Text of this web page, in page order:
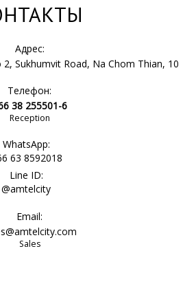
Адрес:
Sukhumvit Road, Na Chom Thian, 10
Телефон:
38 255501-6
Reception
WhatsApp:
63 8592018
Line ID:
@amtelcity
Email:
Sales